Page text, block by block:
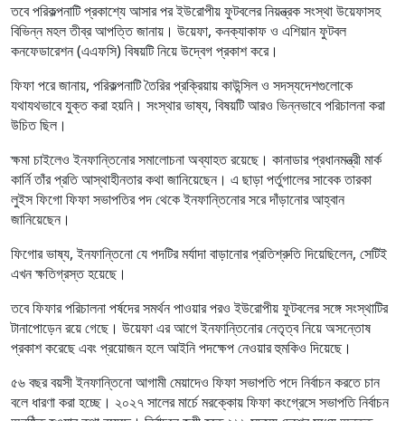
তবে পরিকল্পনাটি প্রকাশ্যে আসার পর ইউরোপীয় ফুটবলের নিয়ন্ত্রক সংস্থা উয়েফাসহ
বিভিন্ন মহল তীব্র আপত্তি জানায়। উয়েফা, কনক্যাকাফ ও এশিয়ান ফুটবল
কনফেডারেশন (এএফসি) বিষয়টি নিয়ে উদ্বেগ প্রকাশ করে।
ফিফা পরে জানায়, পরিকল্পনাটি তৈরির প্রক্রিয়ায় কাউন্সিল ও সদস্যদেশগুলোকে
যথাযথভাবে যুক্ত করা হয়নি। সংস্থার ভাষ্য, বিষয়টি আরও ভিন্নভাবে পরিচালনা করা
উচিত ছিল।
ক্ষমা চাইলেও ইনফান্তিনোর সমালোচনা অব্যাহত রয়েছে। কানাডার প্রধানমন্ত্রী মার্ক
কার্নি তাঁর প্রতি আস্থাহীনতার কথা জানিয়েছেন। এ ছাড়া পর্তুগালের সাবেক তারকা
লুইস ফিগো ফিফা সভাপতির পদ থেকে ইনফান্তিনোর সরে দাঁড়ানোর আহ্বান
জানিয়েছেন।
ফিগোর ভাষ্য, ইনফান্তিনো যে পদটির মর্যাদা বাড়ানোর প্রতিশ্রুতি দিয়েছিলেন, সেটিই
এখন ক্ষতিগ্রস্ত হয়েছে।
তবে ফিফার পরিচালনা পর্ষদের সমর্থন পাওয়ার পরও ইউরোপীয় ফুটবলের সঙ্গে সংস্থাটির
টানাপোড়েন রয়ে গেছে। উয়েফা এর আগে ইনফান্তিনোর নেতৃত্ব নিয়ে অসন্তোষ
প্রকাশ করেছে এবং প্রয়োজন হলে আইনি পদক্ষেপ নেওয়ার হুমকিও দিয়েছে।
৫৬ বছর বয়সী ইনফান্তিনো আগামী মেয়াদেও ফিফা সভাপতি পদে নির্বাচন করতে চান
বলে ধারণা করা হচ্ছে। ২০২৭ সালের মার্চে মরক্কোয় ফিফা কংগ্রেসে সভাপতি নির্বাচন